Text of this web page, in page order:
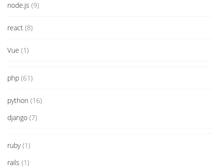
node.js (9)
react (8)
Vue (1)
php (61)
python (16)
django (7)
ruby(1)
rails (1)